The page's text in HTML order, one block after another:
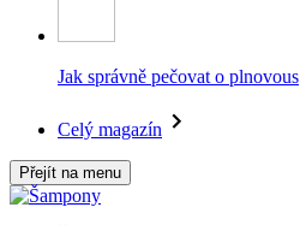
Jak správně pečovat o plnovous
Celý magazín
Přejít na menu